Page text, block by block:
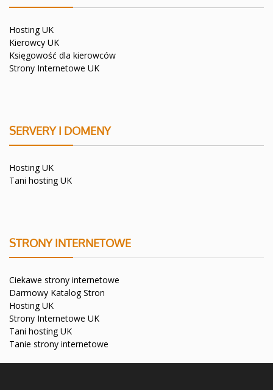
Hosting UK
Kierowcy UK
Księgowość dla kierowców
Strony Internetowe UK
SERVERY I DOMENY
Hosting UK
Tani hosting UK
STRONY INTERNETOWE
Ciekawe strony internetowe
Darmowy Katalog Stron
Hosting UK
Strony Internetowe UK
Tani hosting UK
Tanie strony internetowe